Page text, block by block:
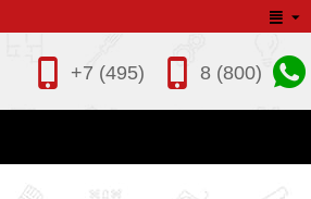
8 (800)
+7 (495)